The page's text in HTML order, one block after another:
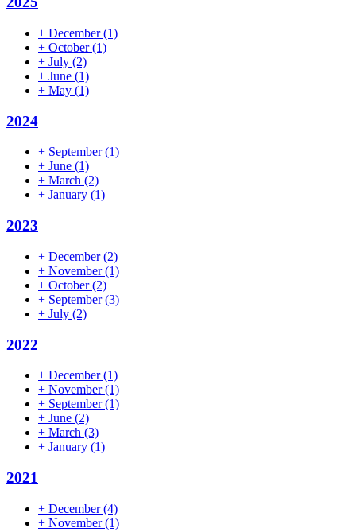
+ December(1)
+ October(1)
+ July (2)
+ June (1)
+ May (1)
2024
+ September(1)
+ June (1)
+ March (2)
+ January (1)
2023
+ December(2)
+ November(1)
+ October(2)
+ September(3)
+ July (2)
2022
+ December(1)
+ November(1)
+ September(1)
+ June (2)
+ March (3)
+ January (1)
2021
+ December(4)
+ November(1)